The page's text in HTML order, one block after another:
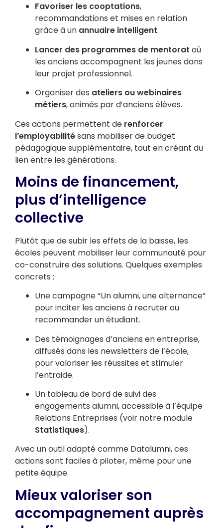
Favoriser les cooptations,
recommandations et mises en relation
grâce à un annuaire intelligent.
Lancer des programmes de mentorat où
les anciens accompagnent les jeunes dans
leur projet professionnel.
Organiser des ateliers ou webinaires
métiers, animés par d’anciens élèves.
Ces actions permettent de renforcer
l’employabilitésans mobiliser de budget
pédagogique supplémentaire, tout en créant du
lien entre les générations.
Moins de financement,
plus d’intelligence
collective
Plutôt que de subir les effets de la baisse, les
écoles peuvent mobiliser leur communauté pour
co-construire des solutions. Quelques exemples
concrets :
Une campagne “Un alumni, une alternance”
pour inciter les anciens à recruter ou
recommander un étudiant.
Des témoignages d’anciens en entreprise,
diffusés dans les newsletters de l’école,
pour valoriser les réussites et stimuler
l’entraide.
Un tableau de bord de suivi des
engagements alumni, accessible à l’équipe
Relations Entreprises (voir notre module
Statistiques).
Avec un outil adapté comme Datalumni, ces
actions sont faciles à piloter, même pour une
petite équipe.
Mieux valoriser son
accompagnement auprès